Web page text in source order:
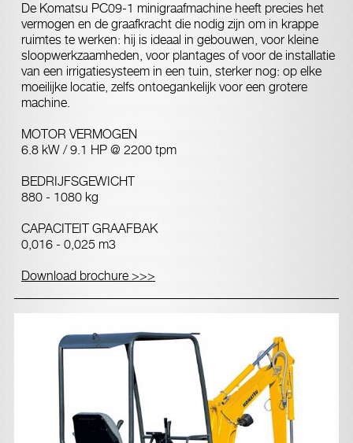
De Komatsu PC09-1 minigraafmachine heeft precies het
vermogen en de graafkracht die nodig zijn om in krappe
ruimtes te werken: hij is ideaal in gebouwen, voor kleine
sloopwerkzaamheden, voor plantages of voor de installatie
van een irrigatiesysteem in een tuin, sterker nog: op elke
moeilijke locatie, zelfs ontoegankelijk voor een grotere
machine.
MOTOR VERMOGEN
6.8 kW / 9.1 HP @ 2200 tpm
BEDRIJFSGEWICHT
880 - 1080 kg
CAPACITEIT GRAAFBAK
0,016 - 0,025 m3
Download brochure >>>